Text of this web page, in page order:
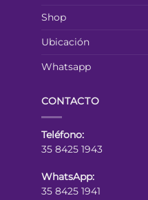
Shop
Ubicación
Whatsapp
CONTACTO
Teléfono:
35 8425 1943
WhatsApp:
35 8425 1941